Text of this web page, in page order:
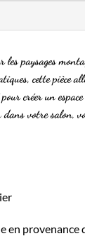
paysages
cette pièce
créer un
dans votre salon,
en provenance